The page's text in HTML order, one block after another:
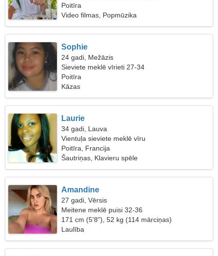
Poitīra
Video filmas, Popmūzika
Sophie
24 gadi, Mežāzis
Sieviete meklē vīrieti 27-34
Poitīra
Kāzas
Laurie
34 gadi, Lauva
Vientuļa sieviete meklē vīru
Poitīra, Francija
Šautriņas, Klavieru spēle
Amandine
27 gadi, Vērsis
Meitene meklē puisi 32-36
171 cm (5'8"), 52 kg (114 mārciņas)
Laulība